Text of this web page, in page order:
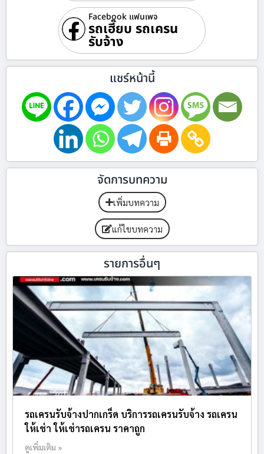
Facebook แฟนเพจ
รถเฮี๊ยบ รถเครน
รับจ้าง
แชร์หน้านี้
จัดการบทความ
เพิ่มบทความ
แก้ไขบทความ
รายการอื่นๆ
รถเครนรับจ้างปากเกร็ด บริการรถเครนรับจ้าง รถเครน
ให้เช่า ให้เช่ารถเครน ราคาถูก
ดูเพิ่มเติม »